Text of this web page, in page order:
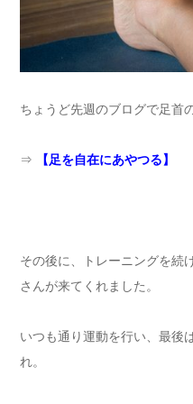
ちょうど先週のブログで足首
⇒ 【足を自在にあやつる】
その後に、トレーニングを続
さんが来てくれました。
いつも通り運動を行い、最後
れ。